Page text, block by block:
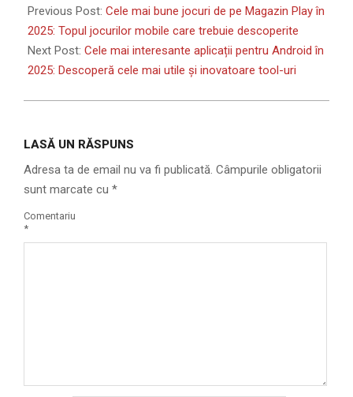
04-
14
Previous Post: Cele mai bune jocuri de pe Magazin Play în
2025: Topul jocurilor mobile care trebuie descoperite
Next Post: Cele mai interesante aplicații pentru Android în
2025: Descoperă cele mai utile și inovatoare tool-uri
LASĂ UN RĂSPUNS
Adresa ta de email nu va fi publicată. Câmpurile obligatorii
sunt marcate cu *
Comentariu
*